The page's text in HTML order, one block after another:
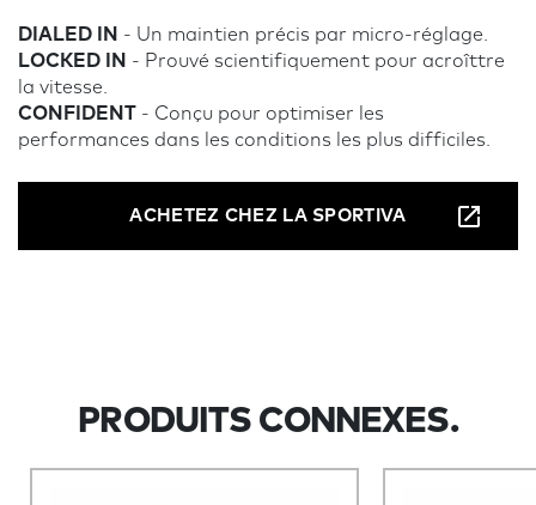
DIALED IN - Un maintien précis par micro-réglage.
LOCKED IN - Prouvé scientifiquement pour acroîttre
la vitesse.
CONFIDENT - Conçu pour optimiser les
performances dans les conditions les plus difficiles.
ACHETEZ CHEZ LA SPORTIVA
PRODUITS CONNEXES.